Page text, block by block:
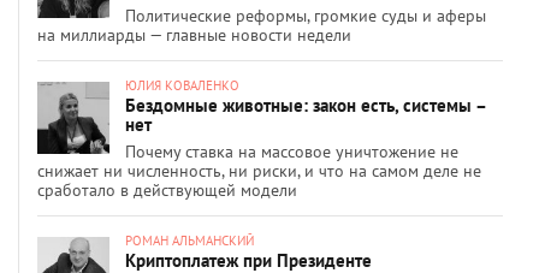
Политические реформы, громкие суды и аферы
на миллиарды — главные новости недели
ЮЛИЯ КОВАЛЕНКО
Бездомные животные: закон есть, системы –
нет
Почему ставка на массовое уничтожение не
снижает ни численность, ни риски, и что на самом деле не
сработало в действующей модели
РОМАН АЛЬМАНСКИЙ
Криптоплатеж при Президенте